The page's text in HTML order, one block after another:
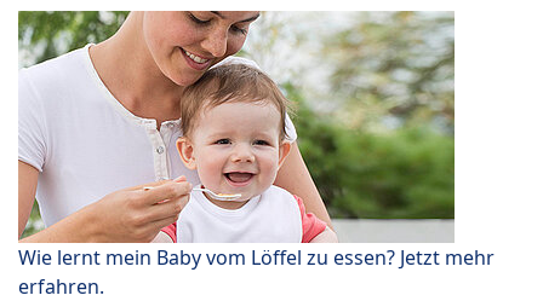
Wie lernt mein Baby vom Löffel zu essen? Jetzt mehr
erfahren.